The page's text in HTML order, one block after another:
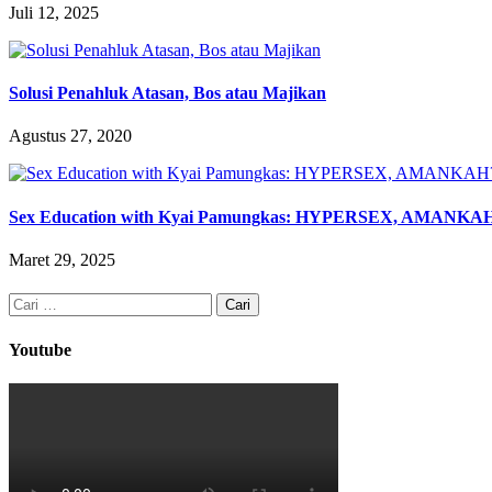
Juli 12, 2025
Solusi Penahluk Atasan, Bos atau Majikan
Agustus 27, 2020
Sex Education with Kyai Pamungkas: HYPERSEX,
Maret 29, 2025
Cari
untuk:
Youtube